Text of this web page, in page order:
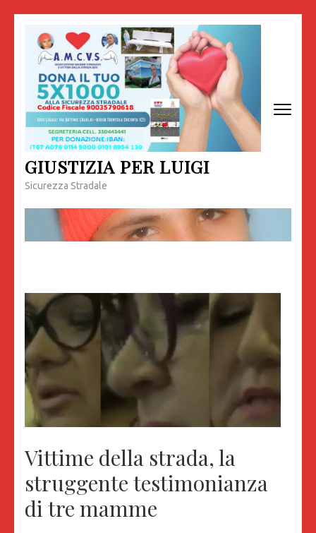
contenuto
(premi
invio)
GIUSTIZIA PER LUIGI
Sicurezza Stradale
Vittime della strada, la
struggente testimonianza
di tre mamme